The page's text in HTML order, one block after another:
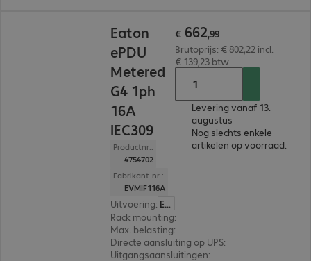
Eaton
ePDU
Metered
G4 1ph
16A
IEC309
Productnr.:
4754702
Fabrikant-nr.:
EVMIF116A
Uitvoering: Europa
Rack mounting:
Max. belasting:
Directe aansluiting op UPS:
Uitgangsaansluitingen:
€ 662,99
Brutoprijs: € 802,22 incl.
€ 139,23 btw
Levering vanaf 13.
augustus
Nog slechts enkele
artikelen op voorraad.